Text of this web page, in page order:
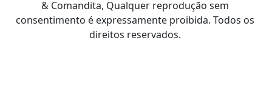
& Comandita, Qualquer reprodução sem
consentimento é expressamente proibida. Todos os
direitos reservados.